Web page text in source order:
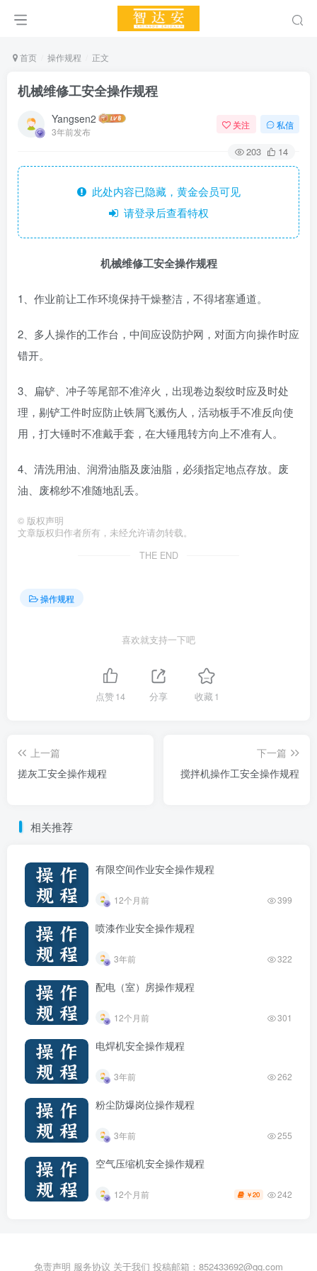
首页 操作规程 正文
机械维修工安全操作规程
Yangsen2
3年前发布
关注 私信
203 14
此处内容已隐藏，黄金会员可见
请登录后查看特权
机械维修工安全操作规程
1、作业前让工作环境保持干燥整洁，不得堵塞通道。
2、多人操作的工作台，中间应设防护网，对面方向操作时应
错开。
3、扁铲、冲子等尾部不准淬火，出现卷边裂纹时应及时处
理，剔铲工件时应防止铁屑飞溅伤人，活动板手不准反向使
用，打大锤时不准戴手套，在大锤甩转方向上不准有人。
4、清洗用油、润滑油脂及废油脂，必须指定地点存放。废
油、废棉纱不准随地乱丢。
© 版权声明
文章版权归作者所有，未经允许请勿转载。
THE END
操作规程
喜欢就支持一下吧
点赞14 分享 收藏 1
上一篇
搓灰工安全操作规程
下一篇
搅拌机操作工安全操作规程
相关推荐
有限空间作业安全操作规程
12个月前 399
喷漆作业安全操作规程
3年前 322
配电（室）房操作规程
12个月前 301
电焊机安全操作规程
3年前 262
粉尘防爆岗位操作规程
3年前 255
空气压缩机安全操作规程
12个月前 ￥20 242
免责声明 服务协议 关于我们 投稿邮箱：852433692@qq.com